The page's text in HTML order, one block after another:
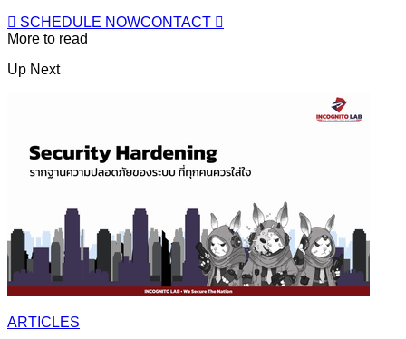
SCHEDULE NOWCONTACT
More to read
Up Next
ARTICLES